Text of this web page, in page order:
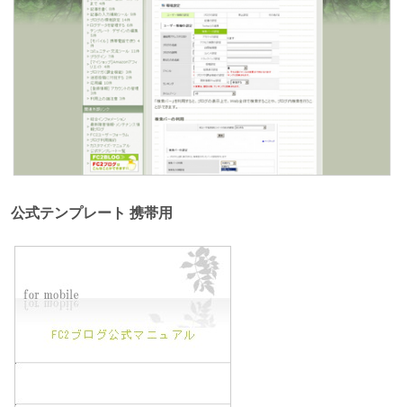
公式テンプレート 携帯用